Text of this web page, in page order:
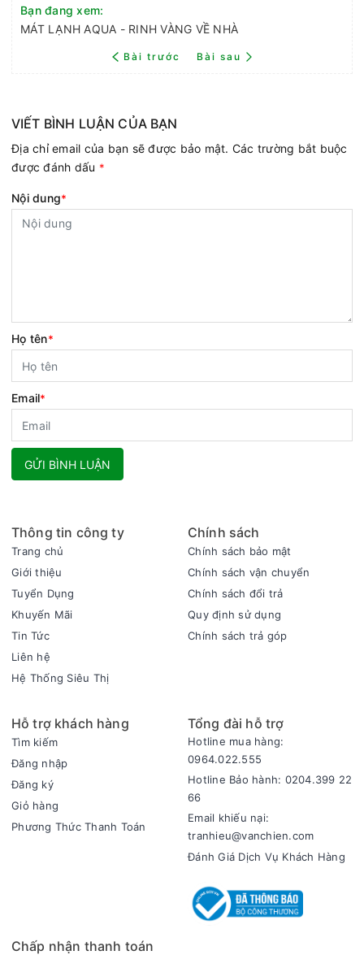
Bạn đang xem:
MÁT LẠNH AQUA - RINH VÀNG VỀ NHÀ
Bài trước Bài sau
VIẾT BÌNH LUẬN CỦA BẠN
Địa chỉ email của bạn sẽ được bảo mật. Các trường bắt buộc
được đánh dấu *
Nội dung*
Họ tên*
Email*
GỬI BÌNH LUẬN
Thông tin công ty
Trang chủ
Giới thiệu
Tuyển Dụng
Khuyến Mãi
Tin Tức
Liên hệ
Hệ Thống Siêu Thị
Chính sách
Chính sách bảo mật
Chính sách vận chuyển
Chính sách đổi trả
Quy định sử dụng
Chính sách trả góp
Hỗ trợ khách hàng
Tìm kiếm
Đăng nhập
Đăng ký
Giỏ hàng
Phương Thức Thanh Toán
Tổng đài hỗ trợ
Hotline mua hàng:
0964.022.555
Hotline Bảo hành: 0204.399 22
66
Email khiếu nại:
tranhieu@vanchien.com
Đánh Giá Dịch Vụ Khách Hàng
Chấp nhận thanh toán